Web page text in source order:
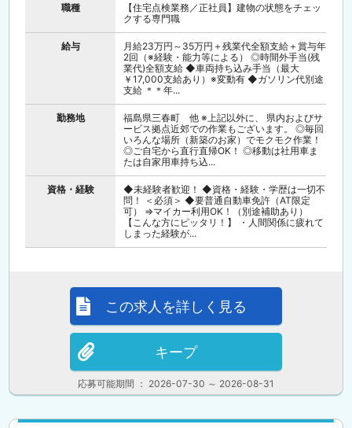
職種
【住宅点検業務／正社員】建物の状態をチェッ
クする専門職
給与
月給23万円～35万円＋残業代全額支給＋賞与年
2回（※経験・能力等による） ◎時間外手当(残
業代)全額支給 ◆車両持ち込み手当（最大
￥17,000支給あり）※変動有 ◆ガソリン代別途
支給 ＊＊年...
勤務地
福島県三春町 他 ※上記以外に、 県内およびサ
ービス拠点近郊での作業もございます。 ◎毎回
いろんな場所（新築のお家）でモクモク作業！
◎ご自宅から直行直帰OK！ ◎移動は社用車ま
たは自家用車持ち込...
資格・経験
◆未経験者歓迎！ ◆資格・経験・学歴は一切不
問！ ＜必須＞ ◆要普通自動車免許（AT限定
可） ⇒マイカー利用OK！（別途補助あり）
【こんな方にピッタリ！】 ・人間関係に疲れて
しまった経験が...
応募可能期間 ： 2026-07-30 ～ 2026-08-31
この求人を詳しく見る
キープ